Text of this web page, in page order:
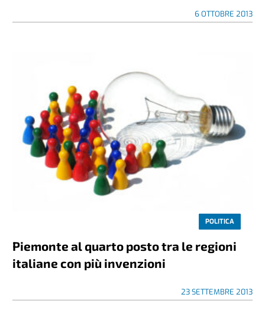
6 OTTOBRE 2013
POLITICA
Piemonte al quarto posto tra le regioni
italiane con più invenzioni
23 SETTEMBRE 2013